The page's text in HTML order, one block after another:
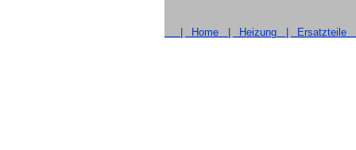
Home | Heizung | Ersatzteile